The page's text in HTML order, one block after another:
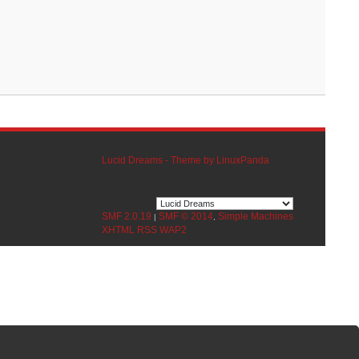
Lucid Dreams - Theme by LinuxPanda
SMF 2.0.19 | SMF © 2014, Simple Machines
XHTML
RSS WAP2